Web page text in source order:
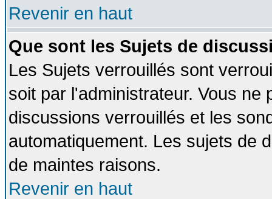
Revenir en haut
Que sont les Sujets de
Les Sujets verrouillés sont
soit par l'administrateur. Vous
discussions verrouillés et les
automatiquement. Les sujets de
de maintes raisons.
Revenir en haut